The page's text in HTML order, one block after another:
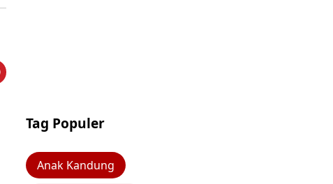
Tag Populer
Anak Kandung